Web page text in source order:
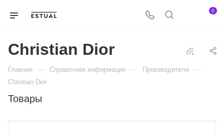
0
Christian Dior
Главная — Справочная информация — Производители —
Christian Dior
Товары